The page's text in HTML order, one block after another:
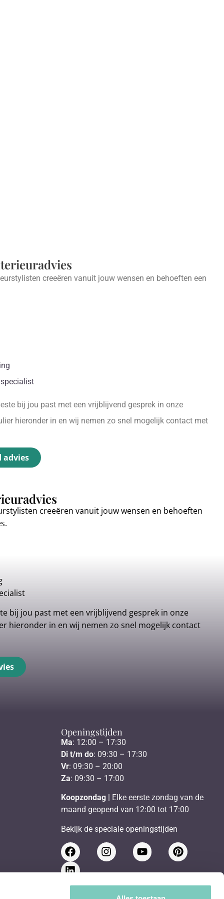
creeëren vanuit jouw wensen en behoeften een
bij jou past met een vrijblijvend gesprek in onze
hieronder in en wij nemen zo snel mogelijk contact met
advies
creeëren vanuit jouw wensen en behoeften
bij jou past met een vrijblijvend gesprek in onze
hieronder in en wij nemen zo snel mogelijk contact
Openingstijden
Ma: 12:00 – 17:30
Di t/m do: 09:30 – 17:30
Vr: 09:30 – 20:00
Za: 09:30 – 17:00
Koopzondag | Elke eerste zondag van de
maand geopend van 12:00 tot 17:00
Bekijk de speciale openingstijden
Schrijf je in voor de nieuwsbrief